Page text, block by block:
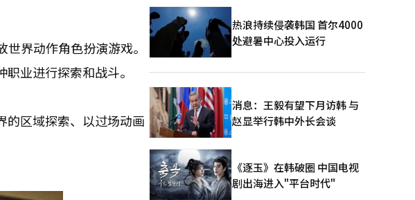
界动作角色扮演游戏。
业进行探索和战斗。
的区域探索、以过场动画
热浪持续侵袭韩国 首尔4000
处避暑中心投入运行
消息：王毅有望下月访韩 与
赵显举行韩中外长会谈
《逐玉》在韩破圈 中国电视
剧出海进入"平台时代"